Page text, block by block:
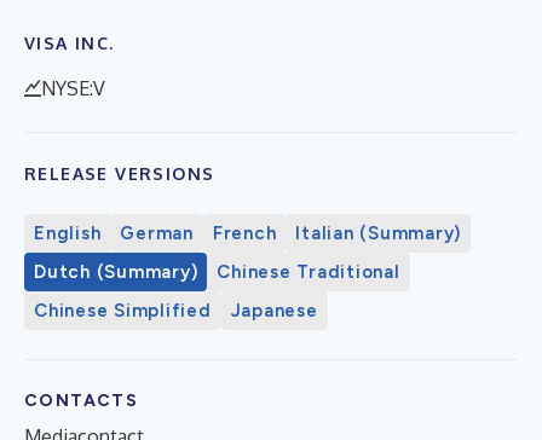
VISA INC.
NYSE:V
RELEASE VERSIONS
English German French
Italian (Summary)
Dutch (Summary)
Chinese Traditional
Chinese Simplified
Japanese
CONTACTS